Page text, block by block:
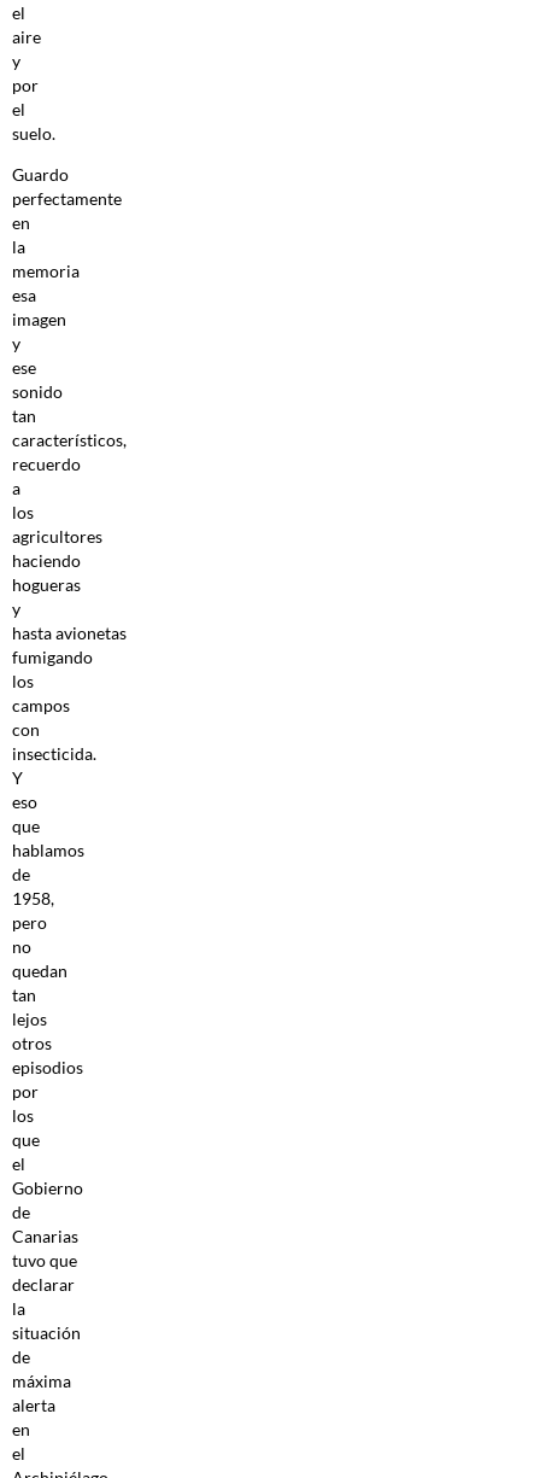
el
aire
y
por
el
suelo.
Guardo
perfectamente
en
la
memoria
esa
imagen
y
ese
sonido
tan
característicos,
recuerdo
a
los
agricultores
haciendo
hogueras
y
hasta avionetas
fumigando
los
campos
con
insecticida.
Y
eso
que
hablamos
de
1958,
pero
no
quedan
tan
lejos
otros
episodios
por
los
que
el
Gobierno
de
Canarias
tuvo que
declarar
la
situación
de
máxima
alerta
en
el